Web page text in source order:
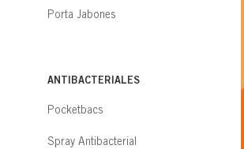
Porta Jabones
ANTIBACTERIALES
Pocketbacs
Spray Antibacterial